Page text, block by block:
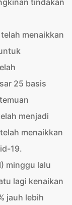
tindakan
menaikkan
25 basis
menjadi
menaikkan
19.
minggu lalu
lagi kenaikan
jauh lebih